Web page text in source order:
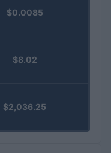
$0.0085
$8.02
$2,036.25